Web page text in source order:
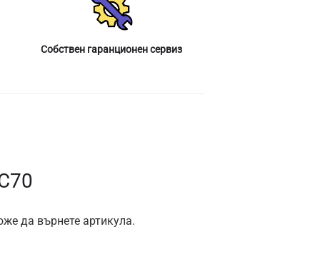
Собствен гаранционен сервиз
да върнете артикула.